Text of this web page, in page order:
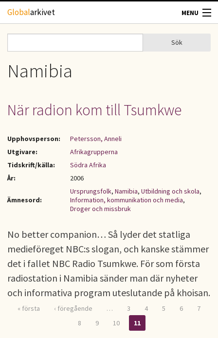
Hoppa till huvudinnehåll
Globalarkivet MENU
TIDSKRIFTER
UPPHOVSRÄTT
OM OSS
KONTAKT
Sökformulär
Sök
Namibia
När radion kom till Tsumkwe
Upphovsperson:
Petersson, Anneli
Utgivare:
Afrikagrupperna
Tidskrift/källa:
Södra Afrika
År:
2006
Ämnesord:
Ursprungsfolk, Namibia, Utbildning och skola,
Information, kommunikation och media,
Droger och missbruk
No better companion… Så lyder det statliga
medieföreget NBC:s slogan, och kanske stämmer
det i fallet NBC Radio Tsumkwe. För som första
radiostation i Namibia sänder man där nyheter
och informativa program uteslutande på khoisan.
« första ‹ föregående … 3 4 5 6
7
8
9 10 11